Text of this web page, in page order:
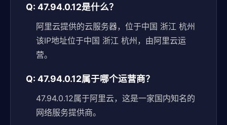
Q: 47.94.0.12是什么？
阿里云提供的云服务器，位于中国 浙江 杭州
该IP地址位于中国 浙江 杭州，由阿里云运
营。
Q: 47.94.0.12属于哪个运营商？
47.94.0.12属于阿里云，这是一家国内知名的
网络服务提供商。